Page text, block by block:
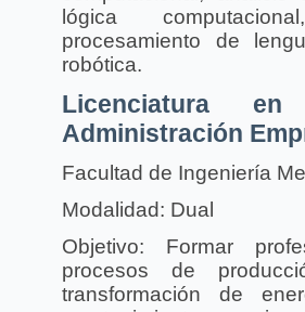
lógica
procesamiento de
robótica.
Licenciatura
Administración
Facultad de Ingeniería
Modalidad: Dual
Objetivo: Formar
procesos de
transformación de